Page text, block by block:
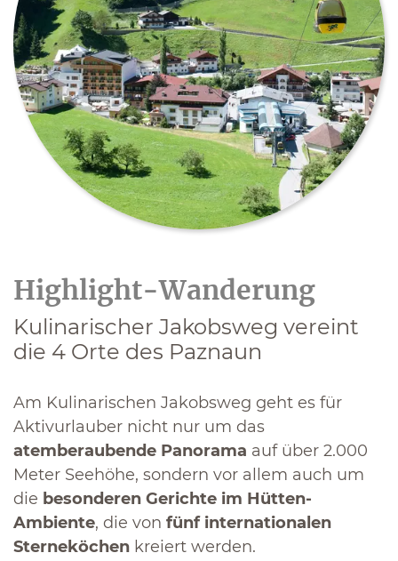
Highlight-Wanderung
Kulinarischer Jakobsweg vereint
die 4 Orte des Paznaun
Am Kulinarischen Jakobsweg geht es für
Aktivurlauber nicht nur um das
atemberaubende Panorama auf über 2.000
Meter Seehöhe, sondern vor allem auch um
die besonderen Gerichte im Hütten-
Ambiente, die von fünf internationalen
Sterneköchen kreiert werden.